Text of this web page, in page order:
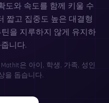
도와 속도를 함께 키울 수
짧고 집중도 높은 대결형
을 지루하지 않게 유지하
니다.
은 아이, 학생, 가족, 성인
을 돕습니다.